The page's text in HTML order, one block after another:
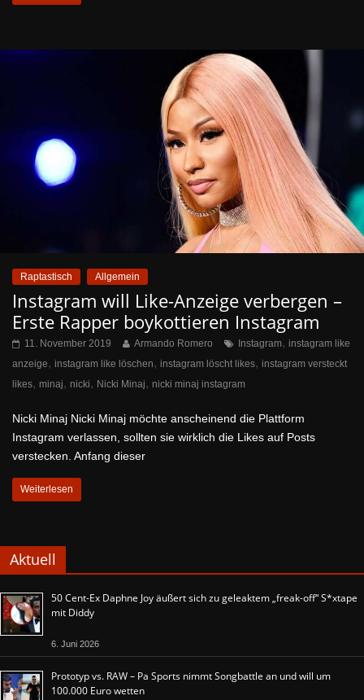
Raptastisch Allgemein
Instagram will Like-Anzeige verbergen –
Erste Rapper boykottieren Instagram
11. November 2019 Armando Romero Instagram, instagram like
anzeige, instagram like löschen, instagram löscht likes, instagram versteckt
likes, minaj, nicki, Nicki Minaj, nicki minaj instagram
Nicki Minaj Nicki Minaj möchte anscheinend die Plattform
Instagram verlassen, sollten sie wirklich die Likes auf Posts
verstecken. Anfang dieser
Weiterlesen
Aktuell
50 Cent-Ex Daphne Joy äußert sich zu geleaktem „freak-off“ S*xtape
mit Diddy
6. Juni 2026
Prototyp vs. RAW – Pa Sports nimmt Songbattle an und will um
100.000 Euro wetten